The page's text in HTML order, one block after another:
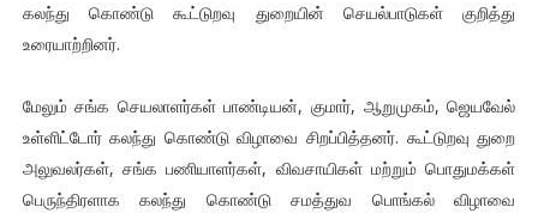
கலந்து கொண்டு கூட்டுறவு துறையின் செயல்பாடுகள் குறித்து
உரையாற்றினர்.
மேலும் சங்க செயலாளர்கள் பாண்டியன், குமார், ஆறுமுகம், ஜெயவேல்
உள்ளிட்டோர் கலந்து கொண்டு விழாவை சிறப்பித்தனர். கூட்டுறவு துறை
அலுவலர்கள், சங்க பணியாளர்கள், விவசாயிகள் மற்றும் பொதுமக்கள்
பெருந்திரளாக கலந்து கொண்டு சமத்துவ பொங்கல் விழாவை